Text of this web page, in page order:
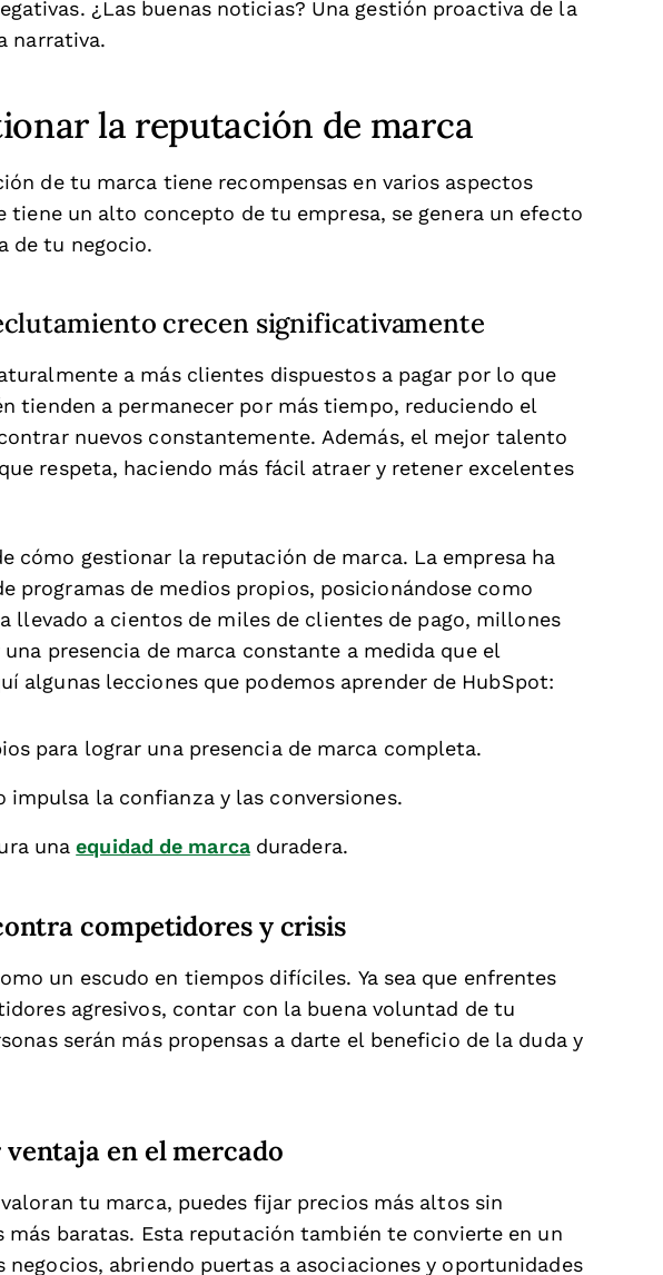
¿Las buenas noticias? Una gestión proactiva de la
narrativa.
la reputación de marca
de tu marca tiene recompensas en varios aspectos
tiene un alto concepto de tu empresa, se genera un efecto
de tu negocio.
crecen significativamente
a más clientes dispuestos a pagar por lo que
tienden a permanecer por más tiempo, reduciendo el
nuevos constantemente. Además, el mejor talento
respeta, haciendo más fácil atraer y retener excelentes
cómo gestionar la reputación de marca. La empresa ha
programas de medios propios, posicionándose como
llevado a cientos de miles de clientes de pago, millones
presencia de marca constante a medida que el
algunas lecciones que podemos aprender de HubSpot:
para lograr una presencia de marca completa.
impulsa la confianza y las conversiones.
unaequidad de marcaduradera.
competidores y crisis
un escudo en tiempos difíciles. Ya sea que enfrentes
agresivos, contar con la buena voluntad de tu
serán más propensas a darte el beneficio de la duda y
en el mercado
tu marca, puedes fijar precios más altos sin
baratas. Esta reputación también te convierte en un
abriendo puertas a asociaciones y oportunidades